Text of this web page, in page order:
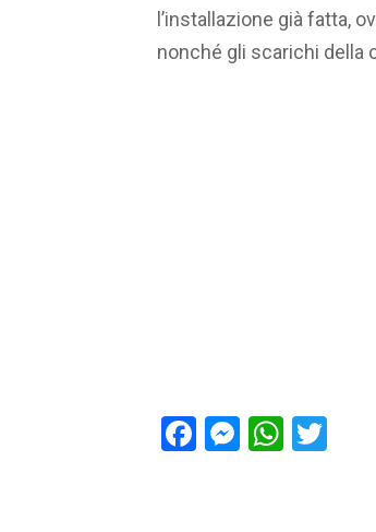
l’installazione già fatta,
nonché gli scarichi della
Facebook